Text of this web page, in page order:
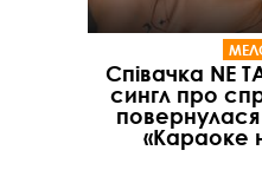
Співачка NE
сингл про
«Караоке